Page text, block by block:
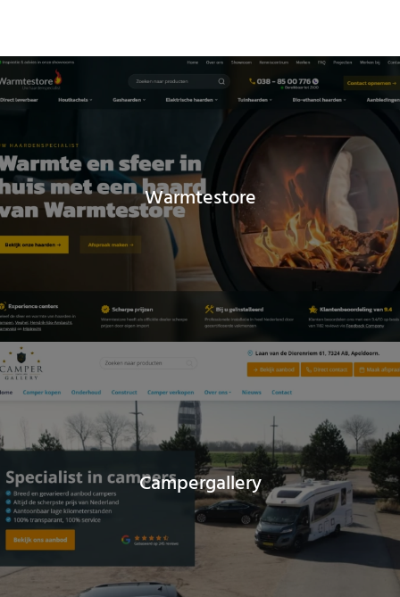
Warmtestore
Campergallery